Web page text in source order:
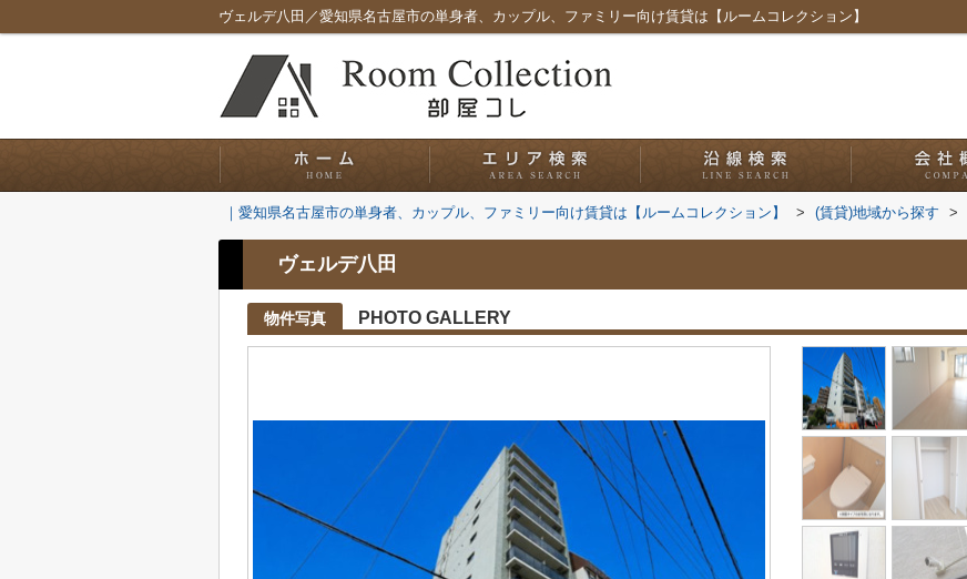
ヴェルデ八田／愛知県名古屋市の単身者、カップル、ファミリー向け賃貸は【ルームコレクション】
｜愛知県名古屋市の単身者、カップル、ファミリー向け賃貸は【ルームコレクション】 > (賃貸)地域から探す >
ヴェルデ八田
物件写真 PHOTO GALLERY